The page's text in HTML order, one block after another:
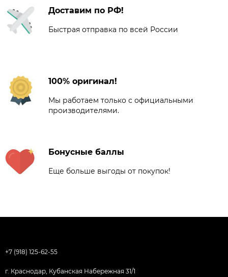
Доставим по РФ!
Быстрая отправка по всей России
100% оригинал!
Мы работаем только с официальными
производителями.
Бонусные баллы
Еще больше выгоды от покупок!
+7 (918) 125-62-55
г. Краснодар, Кубанская Набережная 31/1